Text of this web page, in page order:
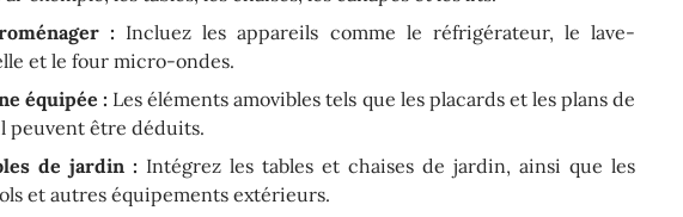
: Incluez les appareils comme le réfrigérateur, le lave-
et le four micro-ondes.
équipée : Les éléments amovibles tels que les placards et les plans de
peuvent être déduits.
de jardin : Intégrez les tables et chaises de jardin, ainsi que les
et autres équipements extérieurs.